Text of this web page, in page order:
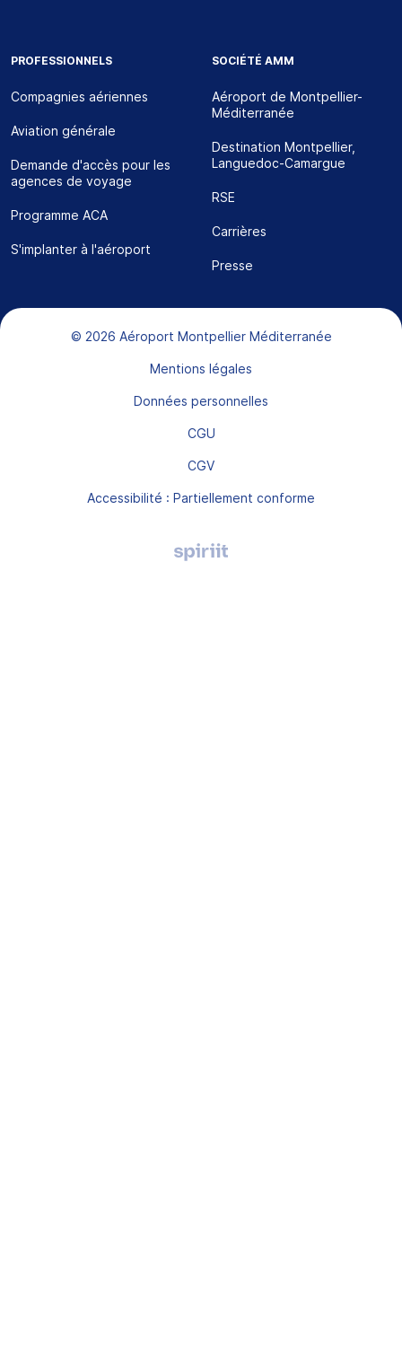
PROFESSIONNELS
Compagnies aériennes
Aviation générale
Demande d'accès pour les
agences de voyage
Programme ACA
S'implanter à l'aéroport
SOCIÉTÉ AMM
Aéroport de Montpellier-
Méditerranée
Destination Montpellier,
Languedoc-Camargue
RSE
Carrières
Presse
Bas de page
© 2026 Aéroport Montpellier Méditerranée
Mentions légales
Données personnelles
CGU
CGV
Accessibilité : Partiellement conforme